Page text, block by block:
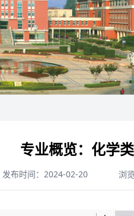
专业概览：化学类
发布时间：2024-02-20 浏